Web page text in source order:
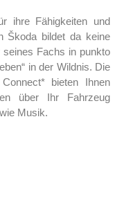
ihre Fähigkeiten und
Škoda bildet da keine
Fachs in punkto
in der Wildnis. Die
bieten Ihnen
über Ihr Fahrzeug
Musik.